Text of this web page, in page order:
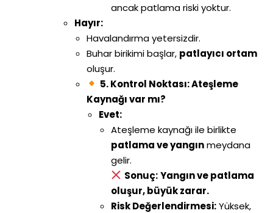
ancak patlama riski yoktur.
Hayır:
Havalandırma yetersizdir.
Buhar birikimi başlar, patlayıcı ortam
oluşur.
5. Kontrol Noktası: Ateşleme
Kaynağı var mı?
Evet:
Ateşleme kaynağı ile birlikte
patlama ve yangınmeydana
gelir.
Sonuç: Yangın ve patlama
oluşur, büyük zarar.
Risk Değerlendirmesi:Yüksek,